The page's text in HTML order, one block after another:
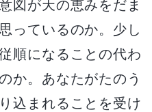
図が天の恵みをだま
っているのか。少し
順になることの代わ
か。あなたがたのう
込まれることを受け